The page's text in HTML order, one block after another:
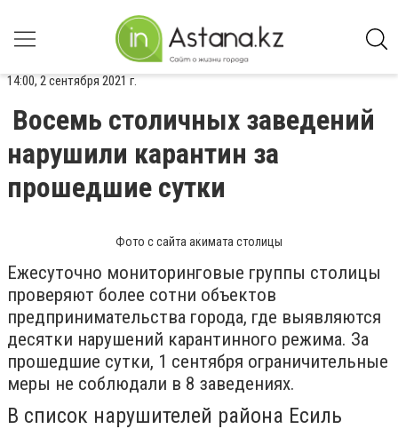
14:00, 2 сентября 2021 г.
Восемь столичных заведений
нарушили карантин за
прошедшие сутки
Фото с сайта акимата столицы
Ежесуточно мониторинговые группы столицы
проверяют более сотни объектов
предпринимательства города, где выявляются
десятки нарушений карантинного режима. За
прошедшие сутки, 1 сентября ограничительные
меры не соблюдали в 8 заведениях.
В список нарушителей района Есиль